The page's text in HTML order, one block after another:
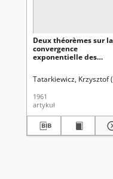
Deux théorèmes sur la
convergence
exponentielle des
Tatarkiewicz, Krzysztof
1961
artykuł